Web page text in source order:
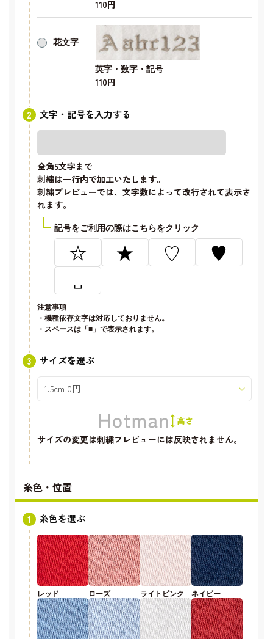
110円
花文字
英字・数字・記号
110円
文字・記号を入力する
全角5文字まで
刺繍は一行内で加工いたします。
刺繍プレビューでは、文字数によって改行されて表示さ
れます。
記号をご利用の際はこちらをクリック
☆ ★ ♡
♥
␣
注意事項
・機種依存文字は対応しておりません。
・スペースは「■」で表示されます。
サイズを選ぶ
サイズの変更は刺繍プレビューには反映されません。
糸色・位置
糸色を選ぶ
レッド ローズ ライトピンク ネイビー